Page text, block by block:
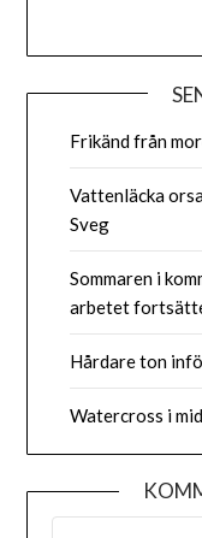
Frikänd från
Vattenläcka
Sveg
Sommaren i
arbetet
Hårdare ton
Watercross i